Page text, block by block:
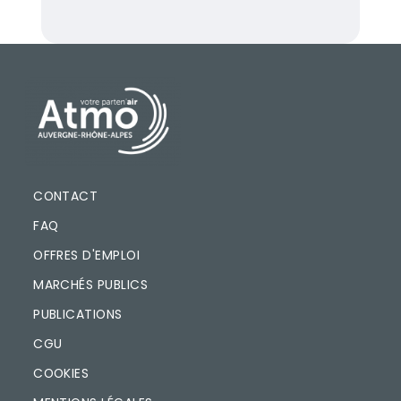
PIED DE PAGE
CONTACT
FAQ
OFFRES D'EMPLOI
MARCHÉS PUBLICS
PUBLICATIONS
CGU
COOKIES